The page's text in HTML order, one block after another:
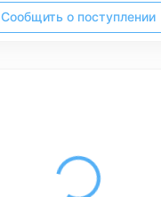
Сообщить о поступлении